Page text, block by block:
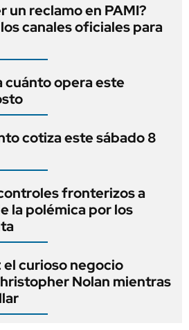
un reclamo en PAMI?
canales oficiales para
cuánto opera este
cotiza este sábado 8
fronterizos a
la polémica por los
curioso negocio
Nolan mientras